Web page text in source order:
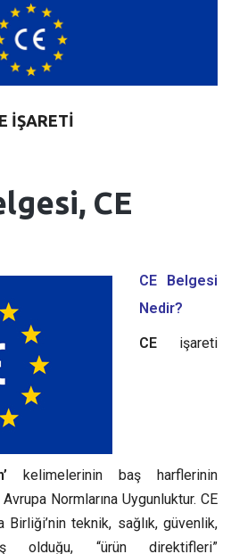
İŞARETI
CE
CE Belgesi
Nedir?
CE işareti
kelimelerinin baş harflerinin
Avrupa Normlarına Uygunluktur. CE
Birliği’nin teknik, sağlık, güvenlik,
olduğu, “ürün direktifleri”